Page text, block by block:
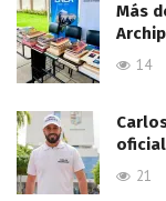
Más
14
21